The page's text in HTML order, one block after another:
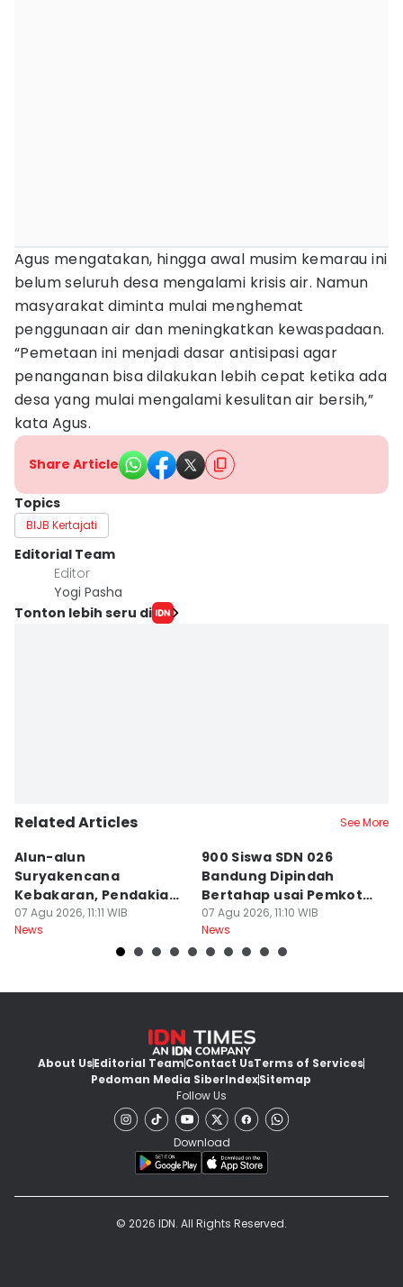
Agus mengatakan, hingga awal musim kemarau ini
belum seluruh desa mengalami krisis air. Namun
masyarakat diminta mulai menghemat
penggunaan air dan meningkatkan kewaspadaan.
“Pemetaan ini menjadi dasar antisipasi agar
penanganan bisa dilakukan lebih cepat ketika ada
desa yang mulai mengalami kesulitan air bersih,”
kata Agus.
Share Article
Topics
BIJB Kertajati
Editorial Team
Editor
Yogi Pasha
Tonton lebih seru di
Related Articles See More
Alun-alun
Suryakencana
Kebakaran, Pendakian
Gunung Gede Ditutup!
07 Agu 2026, 11:11 WIB
News
900 Siswa SDN 026
Bandung Dipindah
Bertahap usai Pemkot
Kalah Sengketa
07 Agu 2026, 11:10 WIB
News
About UsEditorial TeamContact UsTerms of Services
Pedoman Media SiberIndexSitemap
Follow Us
Download
© 2026 IDN. All Rights Reserved.